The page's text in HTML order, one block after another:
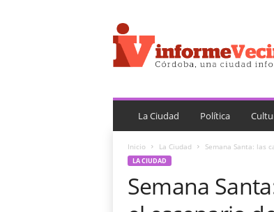
n
f
o
e
e
La Ciudad Política
Inicio La Ciudad Semana Santa: las
LA CIUDAD
Semana